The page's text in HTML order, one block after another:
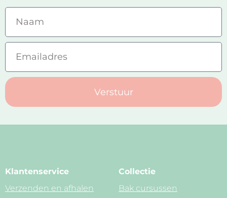
Verstuur
Klantenservice
Verzenden en afhalen
Collectie
Bak cursussen